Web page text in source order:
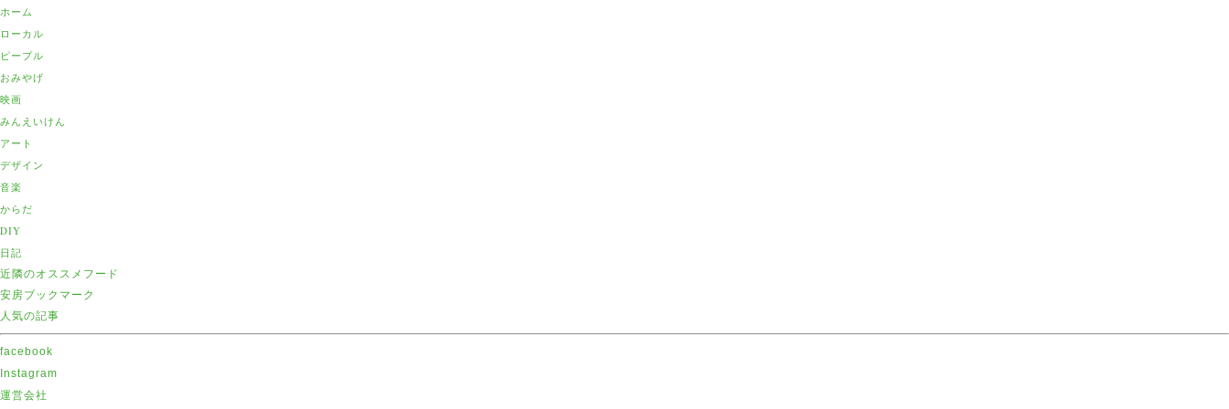
ホーム
ローカル
ピープル
おみやげ
映画
みんえいけん
アート
デザイン
音楽
からだ
DIY
日記
近隣のオススメフード
安房ブックマーク
人気の記事
facebook
Instagram
運営会社